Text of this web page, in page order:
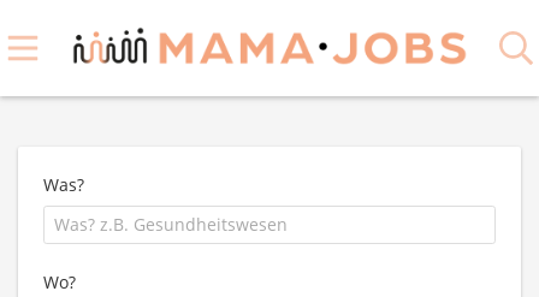
Was?
Wo?